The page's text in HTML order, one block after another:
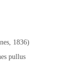
1836)
pullus